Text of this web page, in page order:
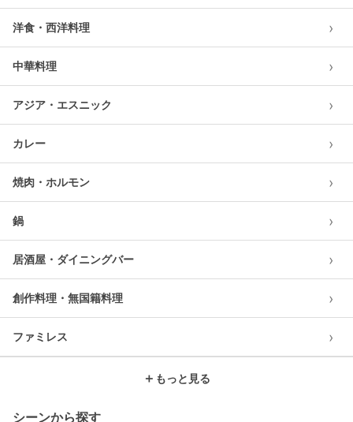
洋食・西洋料理 ›
中華料理 ›
アジア・エスニック ›
カレー ›
焼肉・ホルモン ›
鍋 ›
居酒屋・ダイニングバー ›
創作料理・無国籍料理 ›
ファミレス ›
＋ もっと見る
シーンから探す